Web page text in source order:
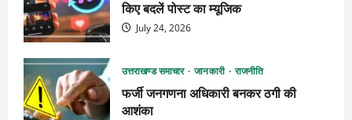
किए बदलें पोस्ट का म्यूजिक
July 24, 2026
उत्तराखण्ड समाचार जानकारी राजनीति
फर्जी जनगणना अधिकारी बनकर ठगी की
आशंका